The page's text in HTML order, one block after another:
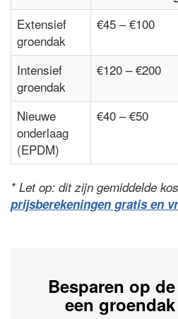
Extensief
groendak
€45 – €100
Intensief
groendak
€120 – €200
Nieuwe
onderlaag
(EPDM)
€40 – €50
* Let op: dit zijn gemiddelde
prijsberekeningen gratis en
Besparen op
een